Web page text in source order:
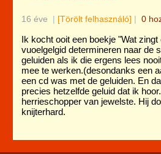
16 éve | [Törölt felhasználó] | 0
Ik kocht ooit een boekje "Wat
vuoelgelgid determineren naar de
geluiden als ik die ergens lees
mee te werken.(desondanks een
een cd was met de geluiden. En
precies hetzelfde geluid dat ik
herrieschopper van jewelste. Hij
knijterhard.